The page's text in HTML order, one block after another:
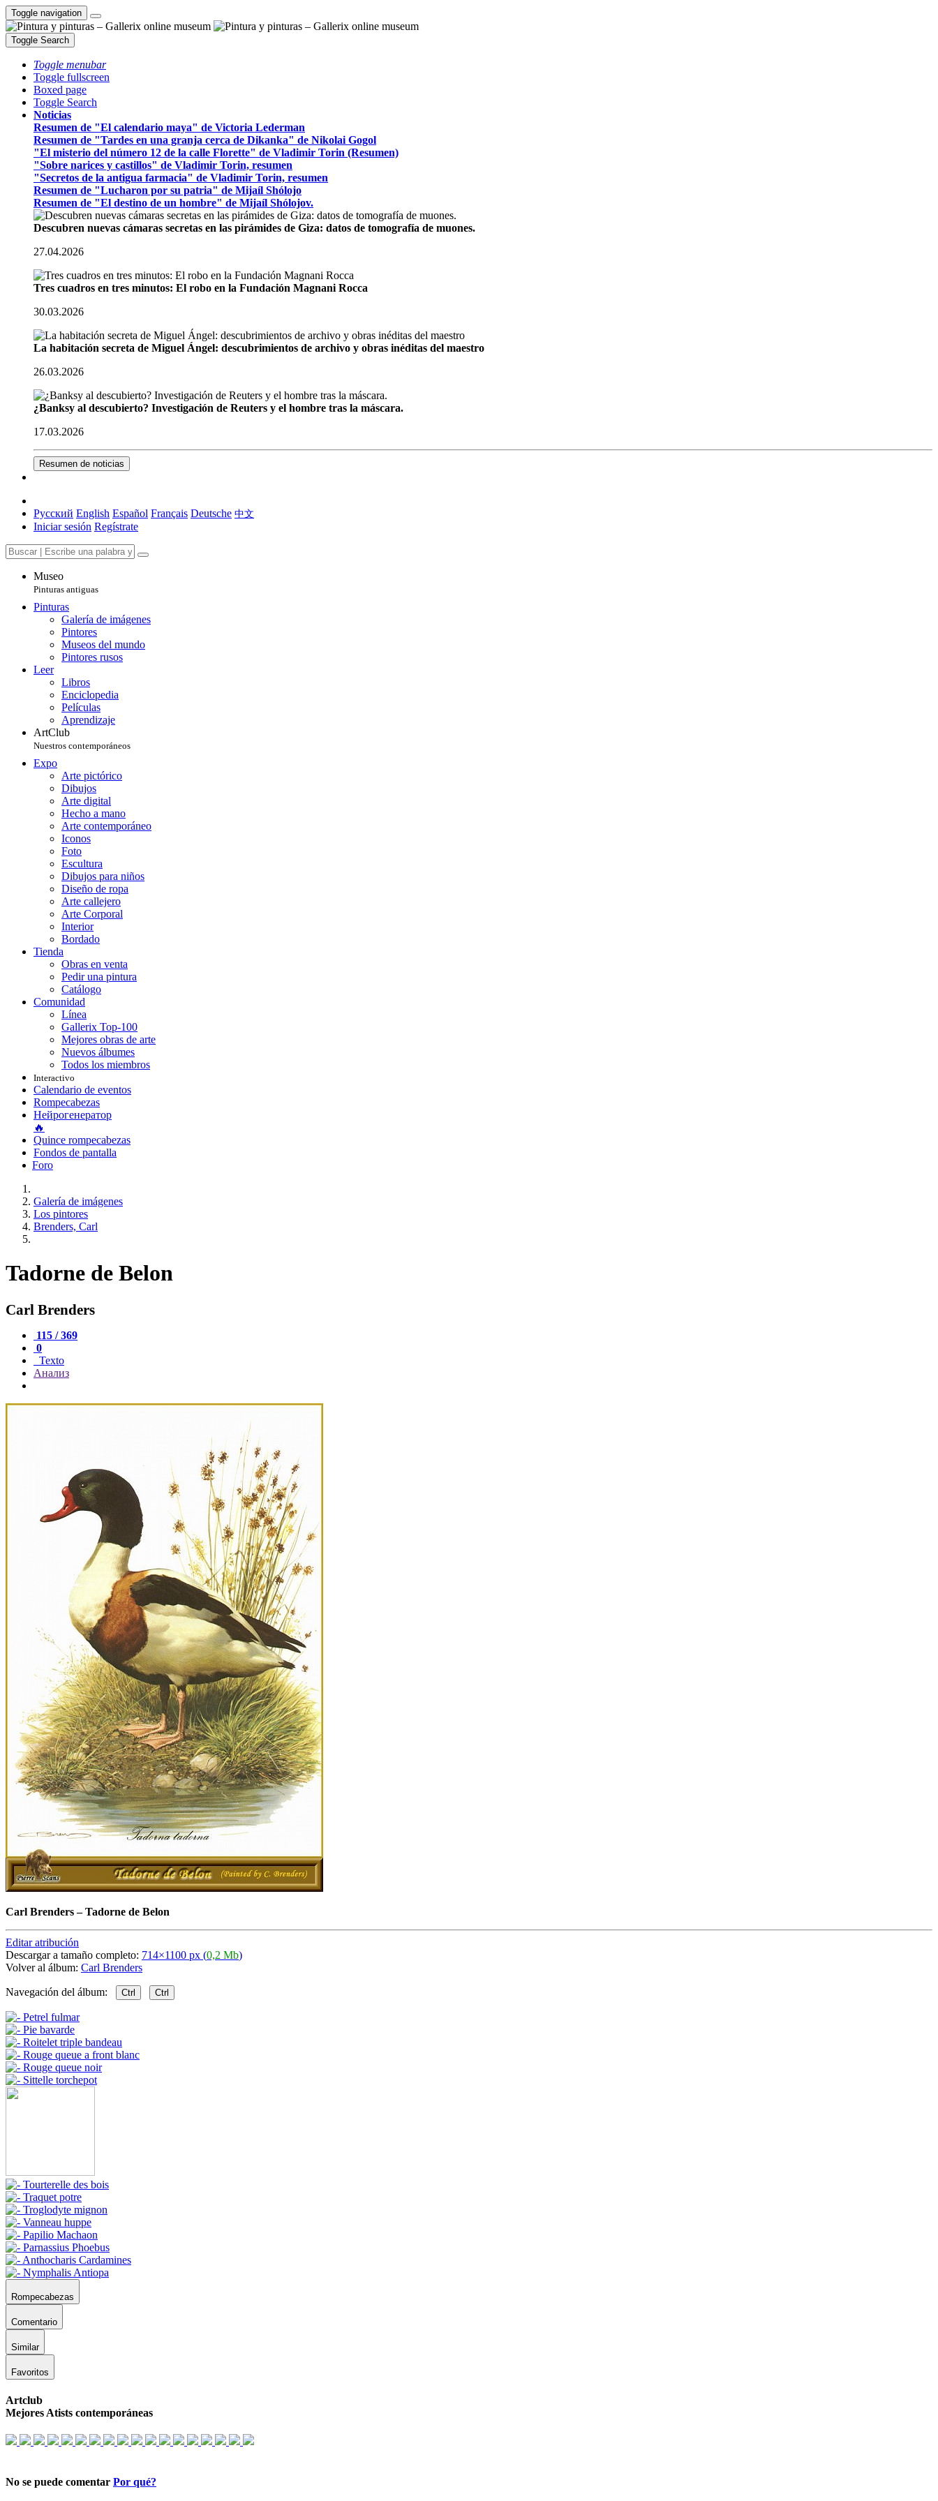
Toggle navigation
Toggle Search
Toggle menubar
Toggle fullscreen
Boxed page
Toggle Search
Noticias
Resumen de "El calendario maya" de Victoria Lederman
Resumen de "Tardes en una granja cerca de Dikanka" de Nikolai Gogol
"El misterio del número 12 de la calle Florette" de Vladimir Torin (Resumen)
"Sobre narices y castillos" de Vladimir Torin, resumen
"Secretos de la antigua farmacia" de Vladimir Torin, resumen
Resumen de "Lucharon por su patria" de Mijaíl Shólojo
Resumen de "El destino de un hombre" de Mijaíl Shólojov.
Descubren nuevas cámaras secretas en las pirámides de Giza: datos de tomografía de muones.
27.04.2026
Tres cuadros en tres minutos: El robo en la Fundación Magnani Rocca
30.03.2026
La habitación secreta de Miguel Ángel: descubrimientos de archivo y obras inéditas del maestro
26.03.2026
¿Banksy al descubierto? Investigación de Reuters y el hombre tras la máscara.
17.03.2026
Resumen de noticias
Русский English Español Français Deutsche 中文
Iniciar sesión Regístrate
Museo
Pinturas antiguas
Pinturas
Galería de imágenes
Pintores
Museos del mundo
Pintores rusos
Leer
Libros
Enciclopedia
Películas
Aprendizaje
ArtClub
Nuestros contemporáneos
Expo
Arte pictórico
Dibujos
Arte digital
Hecho a mano
Arte contemporáneo
Iconos
Foto
Escultura
Dibujos para niños
Diseño de ropa
Arte callejero
Arte Corporal
Interior
Bordado
Tienda
Obras en venta
Pedir una pintura
Catálogo
Comunidad
Línea
Gallerix Top-100
Mejores obras de arte
Nuevos álbumes
Todos los miembros
Interactivo
Calendario de eventos
Rompecabezas
Нейрогенератор
🔥
Quince rompecabezas
Fondos de pantalla
Foro
Galería de imágenes
Los pintores
Brenders, Carl
Tadorne de Belon
Carl Brenders
115 / 369
0
Texto
Анализ
Carl Brenders–Tadorne de Belon
Editar atribución
Descargar a tamaño completo: 714×1100 px (0,2 Mb)
Volver al álbum: Carl Brenders
Navegación del álbum: Ctrl Ctrl
Rompecabezas
Comentario
Similar
Favoritos
Artclub
Mejores Atists contemporáneas
No se puede comentar Por qué?